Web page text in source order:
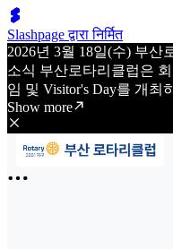
Slashpage द्वारा निर्मित
2026년 3월 18일(수) 부산
소식 부산로타리클럽은
임 및 Visitor's Day를 개최
Show more